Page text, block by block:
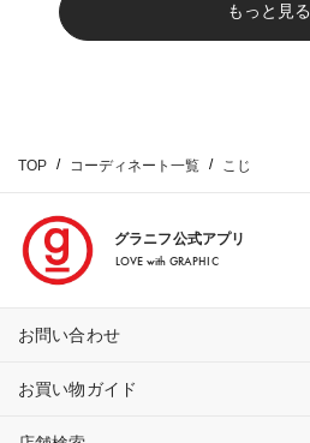
もっと見る
TOP コーディネート一覧 こじ
グラニフ公式アプリ
LOVE with GRAPHIC
お問い合わせ
お買い物ガイド